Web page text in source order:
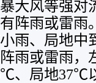
大风等强对
阵雨或雷雨
雨、局地中
雨或雷雨，
、局地37℃